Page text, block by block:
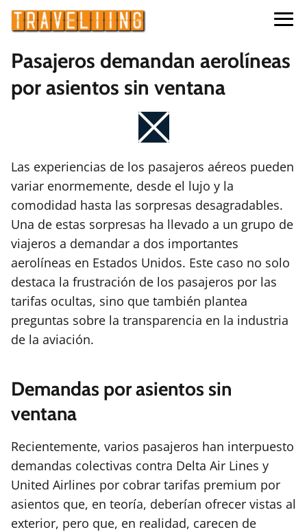
Pasajeros demandan aerolíneas
por asientos sin ventana
Las experiencias de los pasajeros aéreos pueden
variar enormemente, desde el lujo y la
comodidad hasta las sorpresas desagradables.
Una de estas sorpresas ha llevado a un grupo de
viajeros a demandar a dos importantes
aerolíneas en Estados Unidos. Este caso no solo
destaca la frustración de los pasajeros por las
tarifas ocultas, sino que también plantea
preguntas sobre la transparencia en la industria
de la aviación.
Demandas por asientos sin
ventana
Recientemente, varios pasajeros han interpuesto
demandas colectivas contra Delta Air Lines y
United Airlines por cobrar tarifas premium por
asientos que, en teoría, deberían ofrecer vistas al
exterior, pero que, en realidad, carecen de